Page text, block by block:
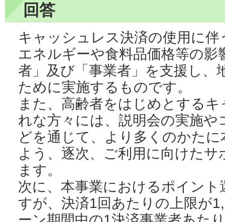
回答
キャッシュレス決済の使用に
エネルギーや食料品価格等の影
者」及び「事業者」を支援し、
ために実施するものです。
また、高齢者をはじめとする
れな方々には、説明会の実施
どを通じて、より多くのかた
よう、逐次、ご利用に向けた
ます。
次に、本事業におけるポイン
すが、決済1回あたりの上限が